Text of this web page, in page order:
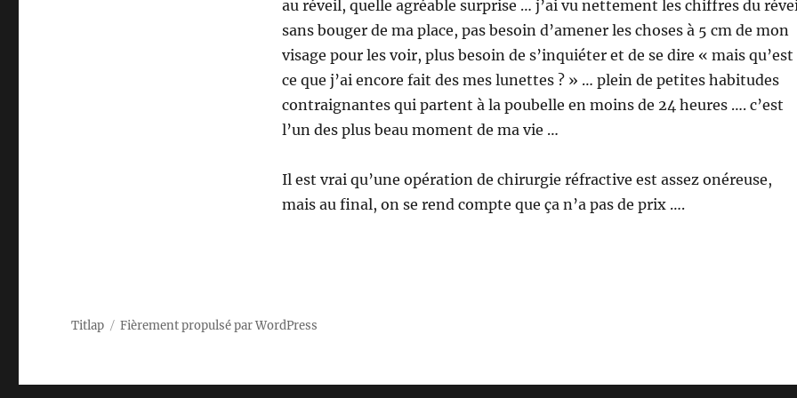
au réveil, quelle agréable surprise … j’ai vu nettement les chiffres du
sans bouger de ma place, pas besoin d’amener les choses à 5 cm de mon
visage pour les voir, plus besoin de s’inquiéter et de se dire « mais qu’est
ce que j’ai encore fait des mes lunettes ? » … plein de petites habitudes
contraignantes qui partent à la poubelle en moins de 24 heures …. c’est
l’un des plus beau moment de ma vie …
Il est vrai qu’une opération de chirurgie réfractive est assez onéreuse,
mais au final, on se rend compte que ça n’a pas de prix ….
Titlap Fièrement propulsé par WordPress